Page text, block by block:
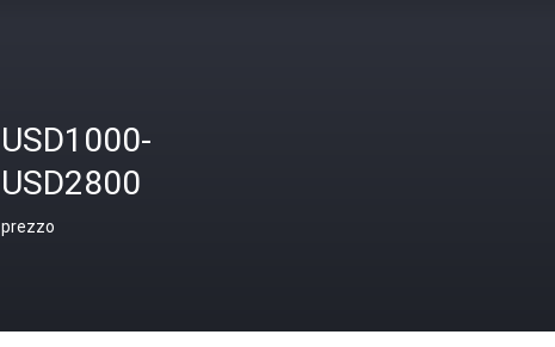
USD1000-
USD2800
prezzo